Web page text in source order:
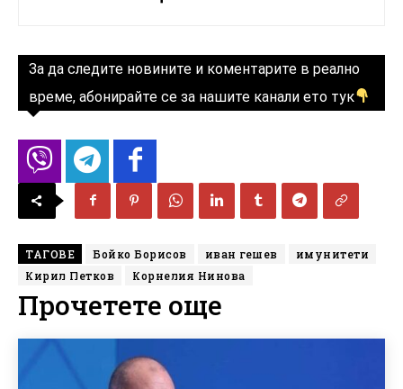
За да следите новините и коментарите в реално
време, абонирайте се за нашите канали ето тук
ТАГОВЕ Бойко Борисов иван гешев
имунитети
Кирил Петков
Корнелия Нинова
Прочетете още